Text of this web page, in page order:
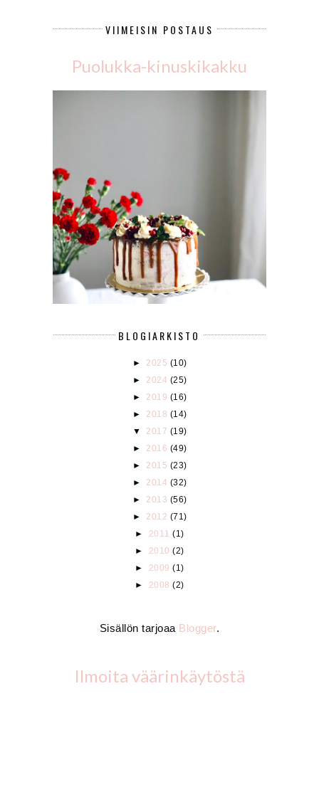
VIIMEISIN POSTAUS
Puolukka-kinuskikakku
BLOGIARKISTO
► 2025 (10)
► 2024 (25)
► 2019 (16)
► 2018 (14)
▼ 2017 (19)
► 2016 (49)
► 2015 (23)
► 2014 (32)
► 2013 (56)
► 2012 (71)
► 2011(1)
► 2010(2)
► 2009(1)
► 2008(2)
Sisällön tarjoaa Blogger.
Ilmoita väärinkäytöstä